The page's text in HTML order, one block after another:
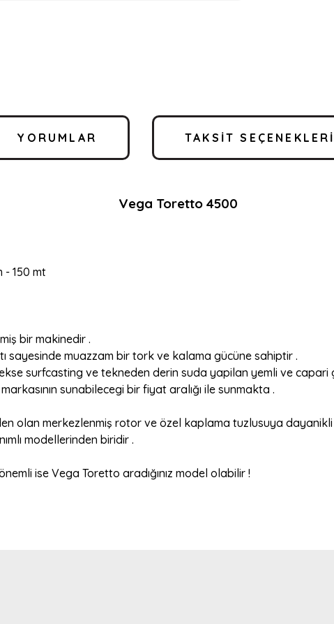
YORUMLAR TAKSIT SEÇENEKLERI
Vega Toretto 4500
- 150 mt
bir makinedir .
sayesinde muazzam bir tork ve kalama gücüne sahiptir .
surfcasting ve tekneden derin suda yapilan yemli ve capari
sunabilecegi bir fiyat aralığı ile sunmakta .
olan merkezlenmiş rotor ve özel kaplama tuzlusuya dayanikli
modellerinden biridir .
ise Vega Toretto aradığınız model olabilir !